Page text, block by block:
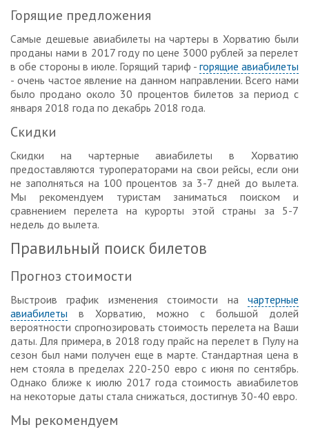
Горящие предложения
Самые дешевые авиабилеты на чартеры в Хорватию были
проданы нами в 2017 году по цене 3000 рублей за перелет
в обе стороны в июле. Горящий тариф - горящие авиабилеты
- очень частое явление на данном направлении. Всего нами
было продано около 30 процентов билетов за период с
января 2018 года по декабрь 2018 года.
Скидки
Скидки на чартерные авиабилеты в Хорватию
предоставляются туроператорами на свои рейсы, если они
не заполняться на 100 процентов за 3-7 дней до вылета.
Мы рекомендуем туристам заниматься поиском и
сравнением перелета на курорты этой страны за 5-7
недель до вылета.
Правильный поиск билетов
Прогноз стоимости
Выстроив график изменения стоимости на чартерные
авиабилеты в Хорватию, можно с большой долей
вероятности спрогнозировать стоимость перелета на Ваши
даты. Для примера, в 2018 году прайс на перелет в Пулу на
сезон был нами получен еще в марте. Стандартная цена в
нем стояла в пределах 220-250 евро с июня по сентябрь.
Однако ближе к июлю 2017 года стоимость авиабилетов
на некоторые даты стала снижаться, достигнув 30-40 евро.
Мы рекомендуем